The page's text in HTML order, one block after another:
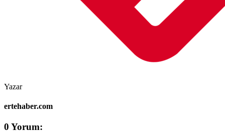
Yazar
ertehaber.com
0 Yorum: